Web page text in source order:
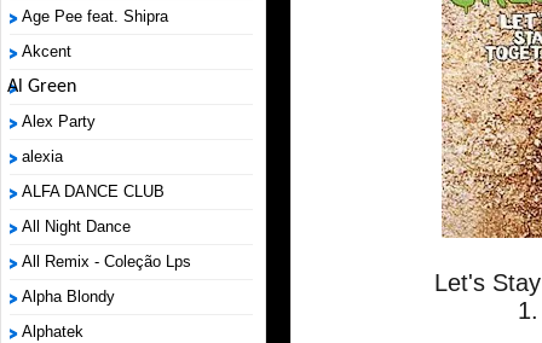
Age Pee feat. Shipra
Akcent
Al Green
Alex Party
alexia
ALFA DANCE CLUB
All Night Dance
All Remix - Coleção Lps
Alpha Blondy
Alphatek
Let's